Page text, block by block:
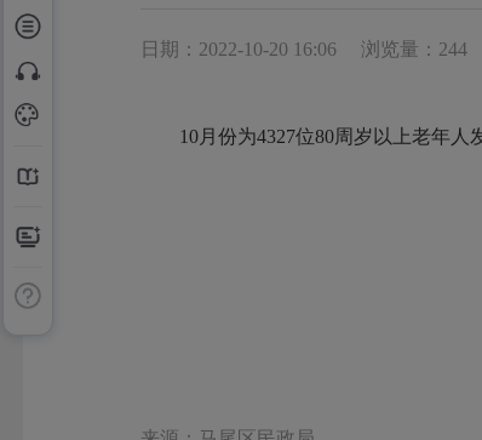
日期：2022-10-20 16:06 浏览量：244
10月份为4327位80周岁以上老年人发